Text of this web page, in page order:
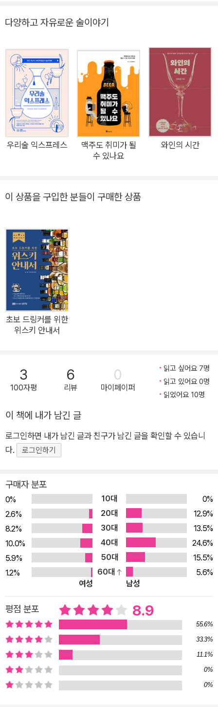
버리고, 비싸고 구하기도 힘든 위스키도 던져버리고, 마시기 좋은
추천합니다. 캐나다, 인도, 미국, 스웨덴, 아일랜드, 일본, 스코틀
랜드 등 여러분이 정말로 원하는 101가지 위스키를 소개합니다.
위스키에 대한 설명과 생산자, 배경지식들을 함께 기재해 두었으
니 이 정보들이 흥미롭고 쓸모 있는 정보이기를 바랍니다. 또한
책에 있는 그 모든 정보보다 여러분에게 소중할 개인의 선호 제품
과 여러분만의 시음 노트 등을 적을 수 있는 빈칸을 만들어 두었
습니다. 눈으로만 보지 말고 죽기 전에 먹어보세요! Slainte!(스
코틀랜드와 아일랜드식 건배사)
다양하고 자유로운 술이야기
우리술 익스프레스
맥주도 취미가 될
수 있나요
와인의 시간
이 상품을 구입한 분들이 구매한 상품
초보 드링커를 위한
위스키 안내서
3
100자평
6
리뷰
0
마이페이퍼
읽고 싶어요 7명
읽고 있어요 0명
읽었어요 10명
이 책에 내가 남긴 글
로그인하면 내가 남긴 글과 친구가 남긴 글을 확인할 수 있습니
다.
로그인하기
구매자 분포
0% 10대
0%
2.6%
20대
12.9%
8.2%
30대
13.5%
10.0%
40대
24.6%
5.9%
50대
15.5%
1.2%
60대
5.6%
여성
남성
평점 분포 8.9
55.6%
33.3%
11.1%
0%
0%